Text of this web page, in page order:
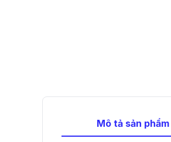
Mô tả sản phẩm